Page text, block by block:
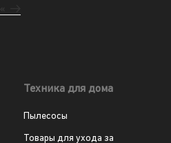
Техника для дома
Пылесосы
Товары для ухода за